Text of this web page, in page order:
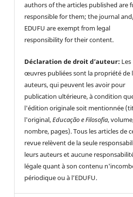
authors of the articles published are
responsible for them; the journal
EDUFU are exempt from legal
responsibility for their content.
Déclaration de droit d’auteur: Les
œuvres publiées sont la propriété de
auteurs, qui peuvent les avoir pour
publication ultérieure, à condition
l'édition originale soit mentionnée
l'original,Educação e Filosofia,
nombre, pages). Tous les articles de
revue relèvent de la seule
leurs auteurs et aucune
légale quant à son contenu
périodique ou à l’EDUFU.